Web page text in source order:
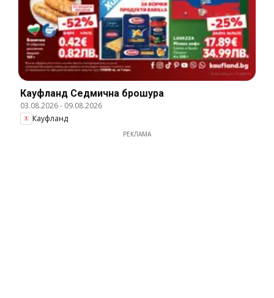
Кауфланд Cедмична брошура
03.08.2026- 09.08.2026
Кауфланд
РЕКЛАМА